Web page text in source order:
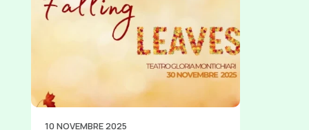
10 NOVEMBRE 2025